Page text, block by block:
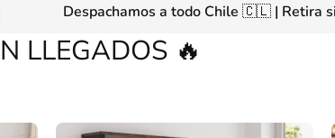
Despachamos a todo
LLEGADOS 🔥